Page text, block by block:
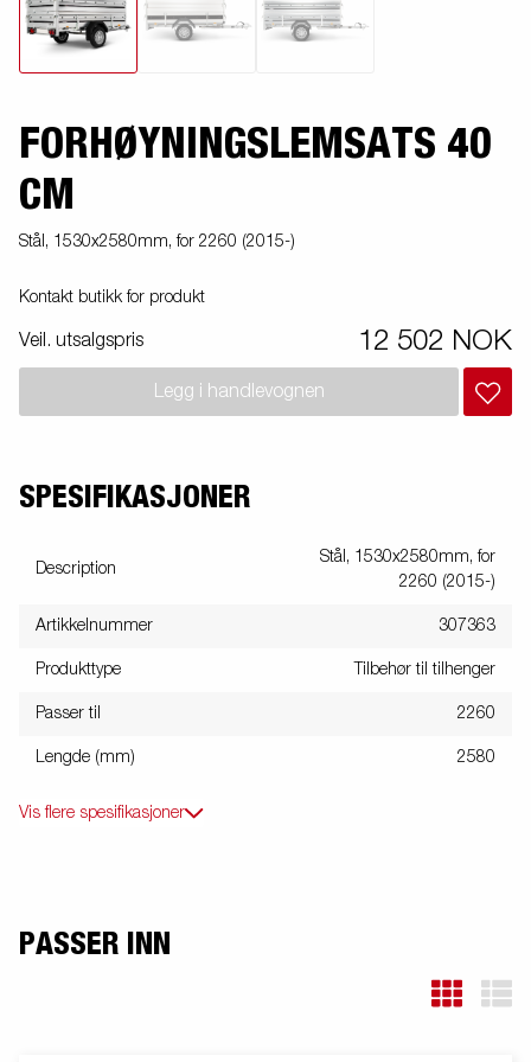
FORHØYNINGSLEMSATS 40
CM
Stål, 1530x2580mm, for 2260 (2015-)
Kontakt butikk for produkt
Veil. utsalgspris 12 502 NOK
Legg i handlevognen
SPESIFIKASJONER
Description
Stål, 1530x2580mm, for
2260 (2015-)
Artikkelnummer 307363
Produkttype Tilbehør til tilhenger
Passer til 2260
Lengde (mm) 2580
Vis flere spesifikasjoner
PASSER INN